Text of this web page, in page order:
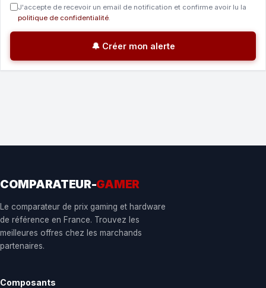
J'accepte de recevoir un email de notification et confirme avoir lu la
politique de confidentialité.
🔔 Créer mon alerte
COMPARATEUR-GAMER
Le comparateur de prix gaming et hardware
de référence en France. Trouvez les
meilleures offres chez les marchands
partenaires.
Composants